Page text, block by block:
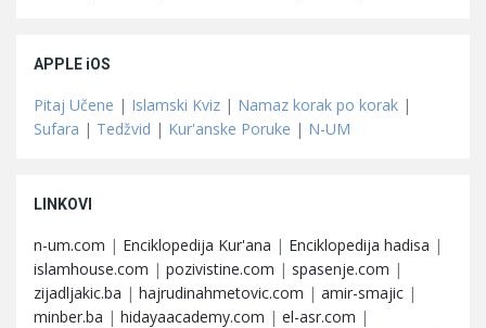
APPLE iOS
Pitaj Učene | Islamski Kviz | Namaz korak po korak |
Sufara | Tedžvid | Kur'anske Poruke | N-UM
LINKOVI
n-um.com | Enciklopedija Kur'ana | Enciklopedija hadisa |
islamhouse.com | pozivistine.com | spasenje.com |
zijadljakic.ba | hajrudinahmetovic.com | amir-smajic |
minber.ba | hidayaacademy.com | el-asr.com |